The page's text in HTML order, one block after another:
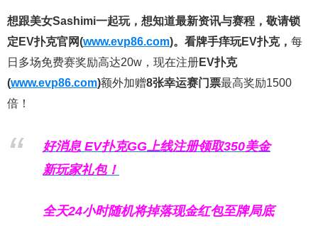
想跟美女Sashimi一起玩， 想知道最新资讯与赛程， 敬请锁
定EV扑克官网(www.evp86.com)。 看牌手痒玩EV扑克， 每
日多场免费赛奖励高达20w，现在注册EV扑克
(www.evp86.com)额外加赠8张幸运赛门票最高奖励1500
倍！
好消息 EV扑克GG上线注册领取350美金
新玩家礼包！
全天24小时随机将掉落现金红包至牌局底